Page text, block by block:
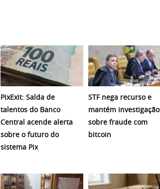
PixExit: Saída de
talentos do Banco
Central acende alerta
sobre o futuro do
sistema Pix
STF nega recurso e
mantém investigação
sobre fraude com
bitcoin